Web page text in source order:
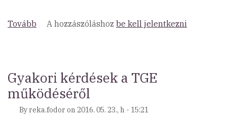
Tovább (Felhívás
szervezetek
részére)
A hozzászóláshoz be kell jelentkezni
Gyakori kérdések a TGE
működéséről
Byreka.fodor on 2016. 05. 23., h - 15:21